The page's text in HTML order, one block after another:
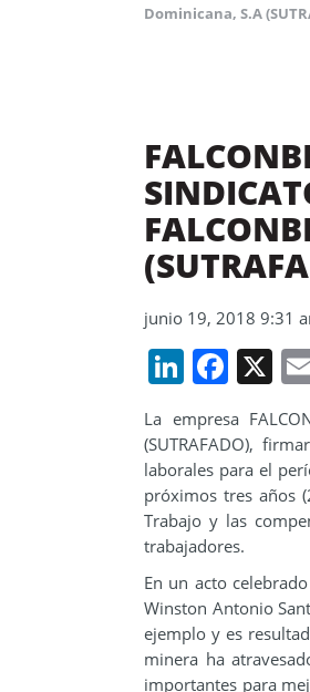
Dominicana, S.A
junio 19, 2018 9:31
X
La empresa
(SUTRAFADO),
laborales para el
próximos tres años
Trabajo y las
trabajadores.
En un acto
Winston Antonio
ejemplo y es
minera ha
importantes para